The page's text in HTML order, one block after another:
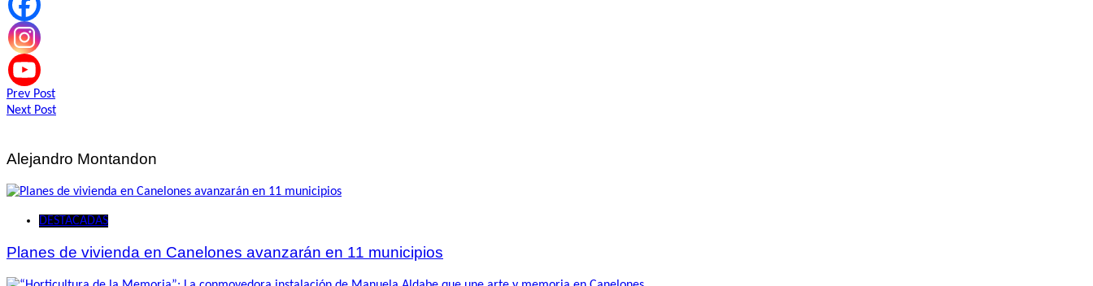
Navegación
de
Prev Post
Next Post
Alejandro Montandon
DESTACADAS
Planes de vivienda en Canelones avanzarán en 11 municipios